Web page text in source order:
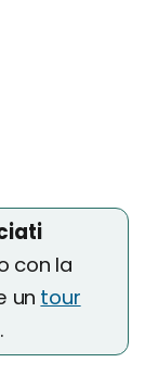
con la
un tour